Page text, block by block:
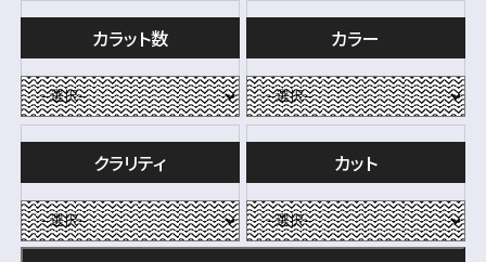
カラット数 カラー
クラリティ カット